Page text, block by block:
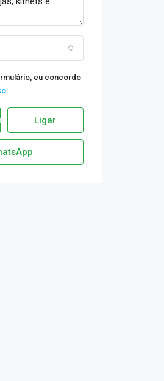
eu concordo
Ligar